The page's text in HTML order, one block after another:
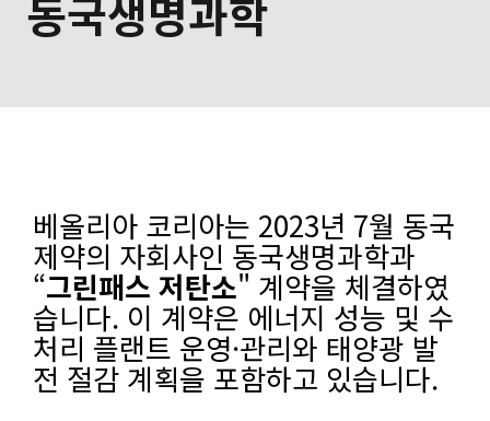
동국생명과학
베올리아 코리아는 2023년 7월 동국
제약의 자회사인 동국생명과학과
“그린패스 저탄소" 계약을 체결하였
습니다. 이 계약은 에너지 성능 및 수
처리 플랜트 운영·관리와 태양광 발
전 절감 계획을 포함하고 있습니다.